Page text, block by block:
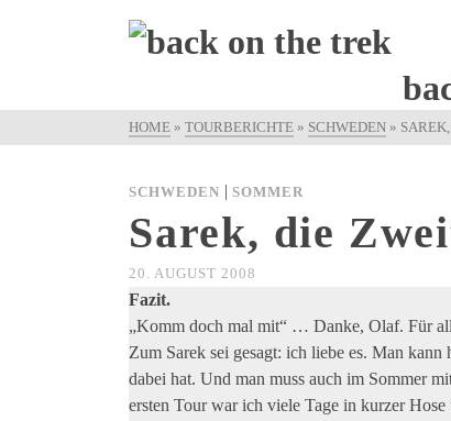
HOME » TOURBERICHTE » SCHWEDEN »
SCHWEDEN | SOMMER
Sarek, die
20. AUGUST 2008
Fazit.
„Komm doch mal mit“ … Danke, Olaf. Für
Zum Sarek sei gesagt: ich liebe es. Man
dabei hat. Und man muss auch im Sommer
ersten Tour war ich viele Tage in kurzer